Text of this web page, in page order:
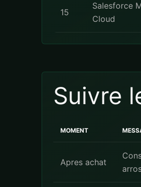
15
Salesforce
Cloud
Suivre
MOMENT
Apres achat